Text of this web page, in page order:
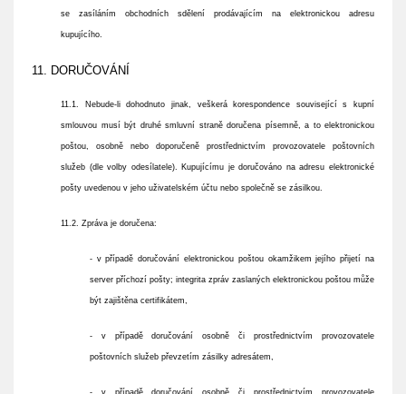
se zasíláním obchodních sdělení prodávajícím na elektronickou adresu
kupujícího.
11. DORUČOVÁNÍ
11.1. Nebude-li dohodnuto jinak, veškerá korespondence související s kupní
smlouvou musí být druhé smluvní straně doručena písemně, a to elektronickou
poštou, osobně nebo doporučeně prostřednictvím provozovatele poštovních
služeb (dle volby odesílatele). Kupujícímu je doručováno na adresu elektronické
pošty uvedenou v jeho uživatelském účtu nebo společně se zásilkou.
11.2. Zpráva je doručena:
- v případě doručování elektronickou poštou okamžikem jejího přijetí na
server příchozí pošty; integrita zpráv zaslaných elektronickou poštou může
být zajištěna certifikátem,
- v případě doručování osobně či prostřednictvím provozovatele
poštovních služeb převzetím zásilky adresátem,
- v případě doručování osobně či prostřednictvím provozovatele